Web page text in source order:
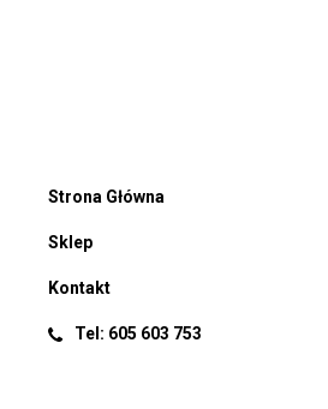
Strona Główna
Sklep
Kontakt
Tel: 605 603 753